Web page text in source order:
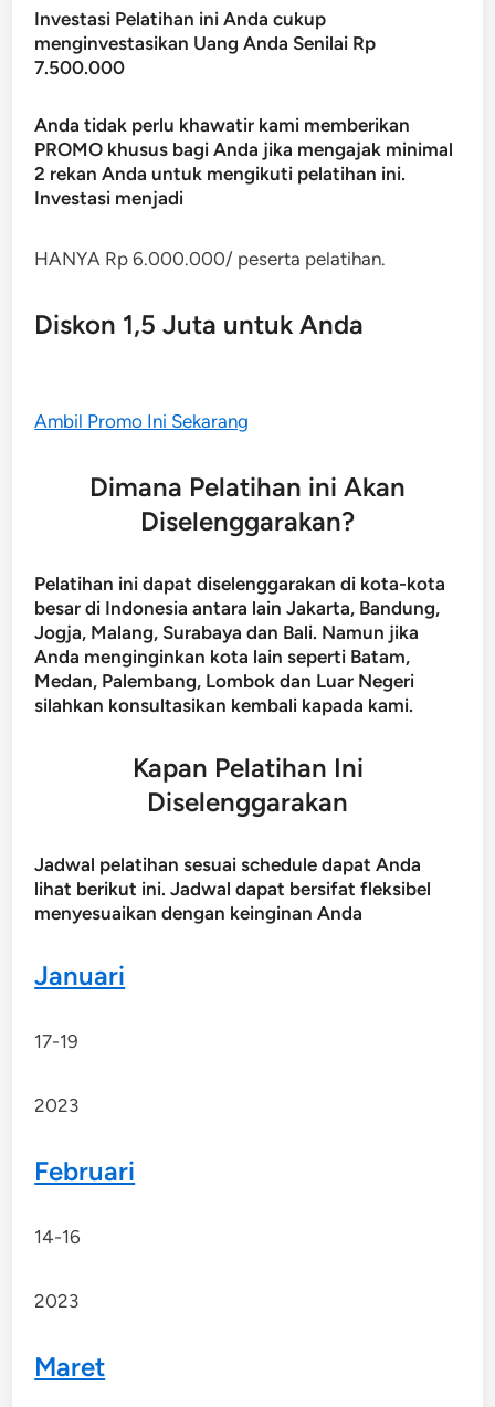
Investasi Pelatihan ini Anda cukup
menginvestasikan Uang Anda Senilai Rp
7.500.000
Anda tidak perlu khawatir kami memberikan
PROMO khusus bagi Anda jika mengajak minimal
2 rekan Anda untuk mengikuti pelatihan ini.
Investasi menjadi
HANYA Rp 6.000.000/ peserta pelatihan.
Diskon 1,5 Juta untuk Anda
Ambil Promo Ini Sekarang
Dimana Pelatihan ini Akan
Diselenggarakan?
Pelatihan ini dapat diselenggarakan di kota-kota
besar di Indonesia antara lain Jakarta, Bandung,
Jogja, Malang, Surabaya dan Bali. Namun jika
Anda menginginkan kota lain seperti Batam,
Medan, Palembang, Lombok dan Luar Negeri
silahkan konsultasikan kembali kapada kami.
Kapan Pelatihan Ini
Diselenggarakan
Jadwal pelatihan sesuai schedule dapat Anda
lihat berikut ini. Jadwal dapat bersifat fleksibel
menyesuaikan dengan keinginan Anda
Januari
17-19
2023
Februari
14-16
2023
Maret